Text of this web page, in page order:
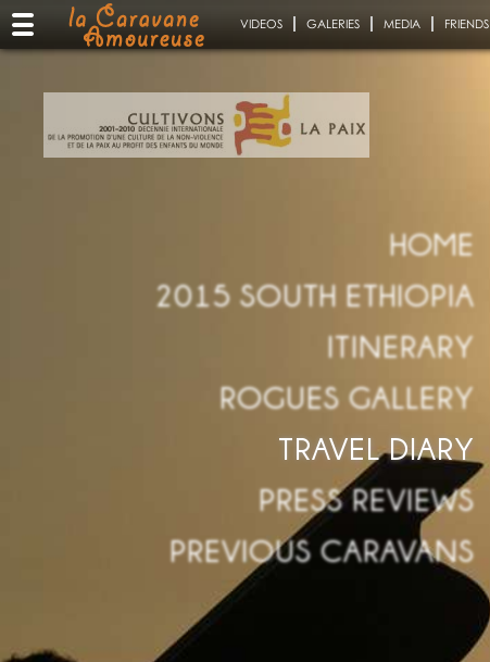
VIDEOS GALERIES MEDIA FRIENDS
HOME
2015 SOUTH ETHIOPIA
ITINERARY
ROGUES GALLERY
TRAVEL DIARY
PRESS REVIEWS
PREVIOUS CARAVANS